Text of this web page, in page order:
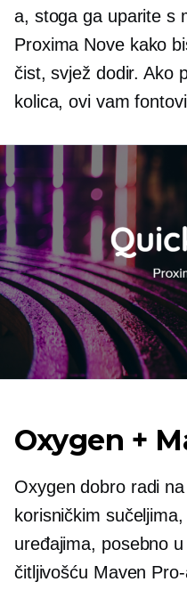
a, stoga ga uparite s
Proxima Nove kako
čist, svjež dodir. Ako
kolica, ovi vam
Oxygen +
Oxygen dobro radi
korisničkim
uređajima, posebno
čitljivošću Maven